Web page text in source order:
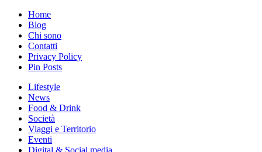
Skip
content
Home
Blog
Chi sono
Contatti
Privacy Policy
Pin Posts
Lifestyle
News
Food & Drink
Società
Viaggi e Territorio
Eventi
Digital & Social media